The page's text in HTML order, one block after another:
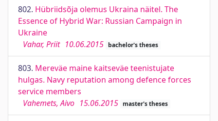
802. Hübriidsõja olemus Ukraina näitel. The
Essence of Hybrid War: Russian Campaign in
Ukraine
Vahar, Priit 10.06.2015 bachelor's theses
803. Mereväe maine kaitseväe teenistujate
hulgas. Navy reputation among defence forces
service members
Vahemets, Aivo 15.06.2015 master's theses